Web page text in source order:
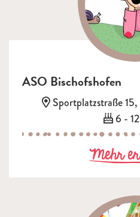
ASO Bischofshofen
Adresse:
Sportplatzstraße
Alter:
6 -
Mehr